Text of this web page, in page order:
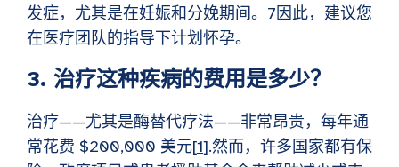
发症，尤其是在妊娠和分娩期间。 7因此，建议您
在医疗团队的指导下计划怀孕。
3. 治疗这种疾病的费用是多少？
治疗——尤其是酶替代疗法——非常昂贵，每年通
常花费 $200,000 美元[1].然而，许多国家都有保